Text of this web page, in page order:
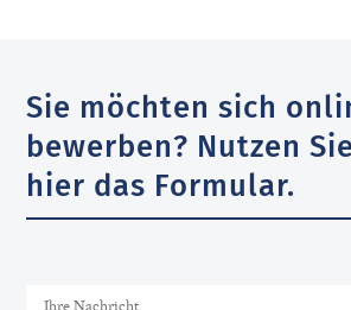
Sie möchten sich
bewerben? Nutzen
hier das Formular.